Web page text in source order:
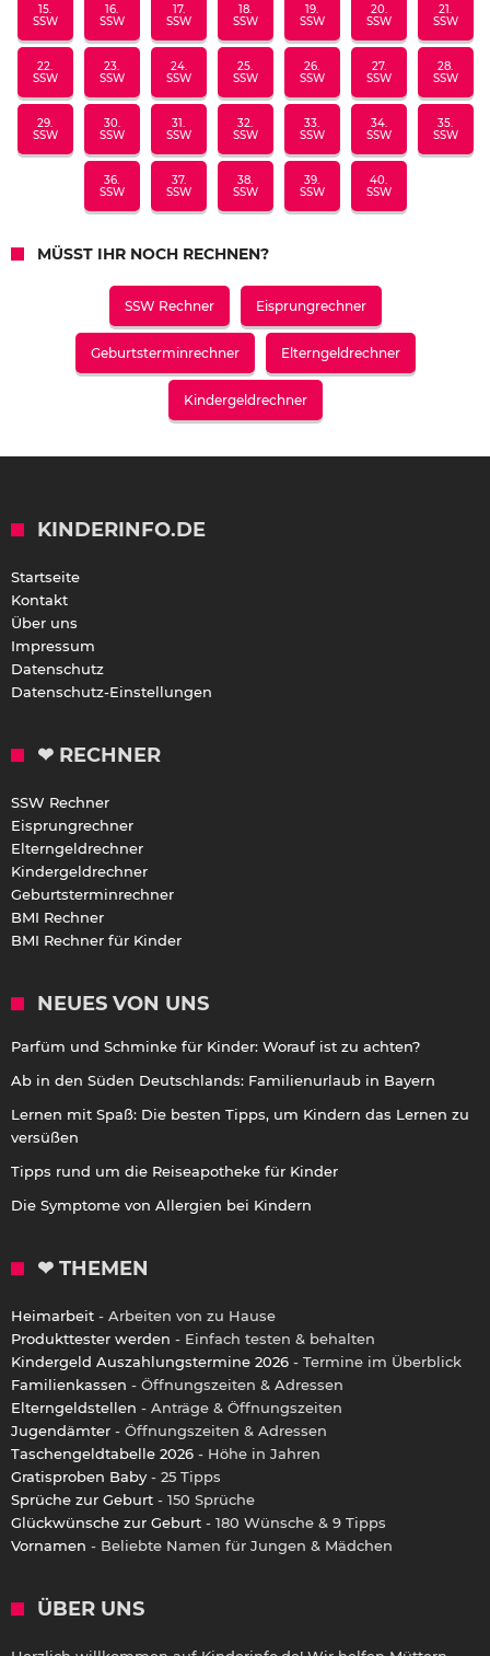
15.
SSW
16.
SSW
17.
SSW
18.
SSW
19.
SSW
20.
SSW
21.
SSW
22.
SSW
23.
SSW
24.
SSW
25.
SSW
26.
SSW
27.
SSW
28.
SSW
29.
SSW
30.
SSW
31.
SSW
32.
SSW
33.
SSW
34.
SSW
35.
SSW
36.
SSW
37.
SSW
38.
SSW
39.
SSW
40.
SSW
MÜSST IHR NOCH RECHNEN?
SSW Rechner Eisprungrechner
Geburtsterminrechner Elterngeldrechner
Kindergeldrechner
KINDERINFO.DE
Startseite
Kontakt
Über uns
Impressum
Datenschutz
Datenschutz-Einstellungen
❤ RECHNER
SSW Rechner
Eisprungrechner
Elterngeldrechner
Kindergeldrechner
Geburtsterminrechner
BMI Rechner
BMI Rechner für Kinder
NEUES VON UNS
Parfüm und Schminke für Kinder: Worauf ist zu achten?
Ab in den Süden Deutschlands: Familienurlaub in Bayern
Lernen mit Spaß: Die besten Tipps, um Kindern das Lernen zu
versüßen
Tipps rund um die Reiseapotheke für Kinder
Die Symptome von Allergien bei Kindern
❤ THEMEN
Heimarbeit - Arbeiten von zu Hause
Produkttester werden - Einfach testen & behalten
Kindergeld Auszahlungstermine 2026 - Termine im Überblick
Familienkassen - Öffnungszeiten & Adressen
Elterngeldstellen - Anträge & Öffnungszeiten
Jugendämter - Öffnungszeiten & Adressen
Taschengeldtabelle 2026 - Höhe in Jahren
Gratisproben Baby - 25 Tipps
Sprüche zur Geburt - 150 Sprüche
Glückwünsche zur Geburt - 180 Wünsche & 9 Tipps
Vornamen - Beliebte Namen für Jungen & Mädchen
ÜBER UNS